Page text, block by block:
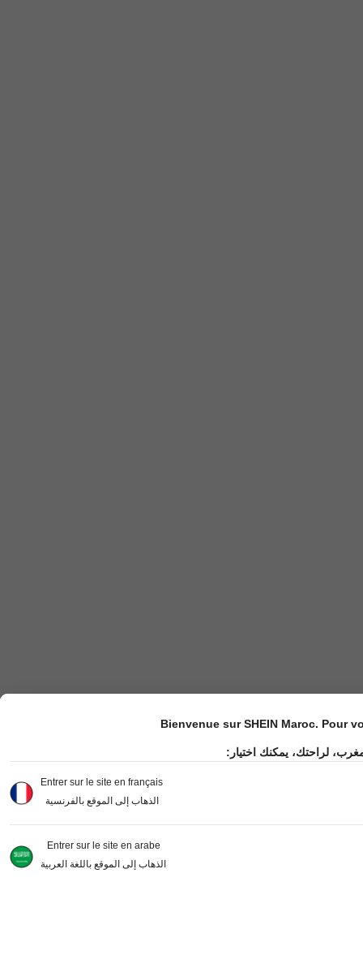
Bienvenue sur SHEIN Maroc. Pour
لراحتك، يمكنك اختيار:
Entrer sur le site en français
الذهاب إلى الموقع بالفرنسية
Entrer sur le site en arabe
الذهاب إلى الموقع باللغة العربية